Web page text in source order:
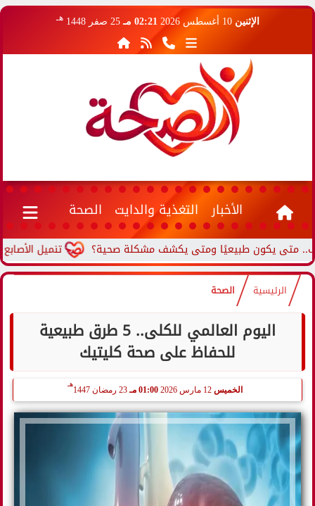
الإثنين 10 أغسطس 2026 02:21 مـ 25 صفر 1448 هـ
الأخبار التغذية والدايت الصحة
تنميل الأصابع يكون طبيعيًا ومتى يكشف مشكلة صحية؟
الرئيسية الصحة
اليوم العالمي للكلى.. 5 طرق طبيعية
للحفاظ على صحة كليتيك
الخميس 12 مارس 2026 01:00 مـ 23 رمضان 1447
هـ